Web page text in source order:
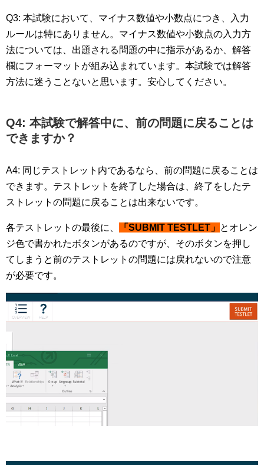
Q3: 本試験において、マイナス数値や小数点につき、入力
ルールは特にありません。マイナス数値や小数点の入力方
法については、出題される問題の中に指示があるか、解答
欄にフォーマットが組み込まれています。本試験では解答
方法に迷うことないと思います。安心してください。
Q4: 本試験で解答中に、前の問題に戻ることは
できますか？
A4: 同じテストレット内であるなら、前の問題に戻ることは
できます。テストレットを終了した場合は、終了をしたテ
ストレットの問題に戻ることは出来ないです。
各テストレットの最後に、 「SUBMIT TESTLET」 とオレン
ジ色で書かれたボタンがあるのですが、そのボタンを押し
てしまうと前のテストレットの問題には戻れないので注意
が必要です。